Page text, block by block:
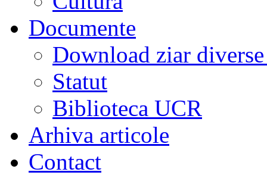
Documente
Download ziar
Statut
Biblioteca UCR
Arhiva articole
Contact